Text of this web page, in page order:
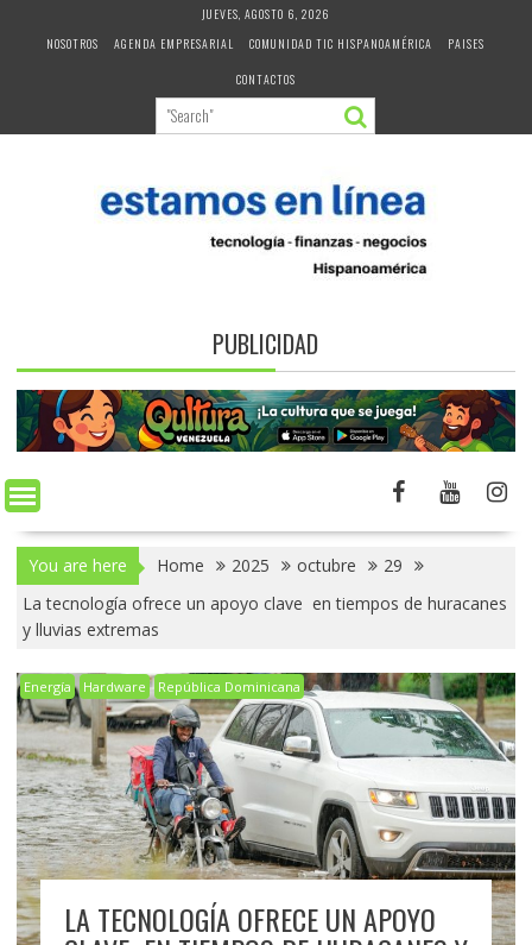
JUEVES, AGOSTO 6, 2026
NOSOTROS
AGENDA EMPRESARIAL COMUNIDAD TIC HISPANOAMÉRICA
PAISES
CONTACTOS
PUBLICIDAD
You are here Home 2025 octubre
29
La tecnología ofrece un apoyo clave en tiempos de huracanes
y lluvias extremas
Energía Hardware República Dominicana
LA TECNOLOGÍA OFRECE UN APOYO